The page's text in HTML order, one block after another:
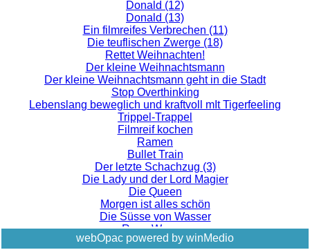
Donald (12)
Donald (13)
Ein filmreifes Verbrechen (11)
Die teuflischen Zwerge (18)
Rettet Weihnachten!
Der kleine Weihnachtsmann
Der kleine Weihnachtsmann geht in die Stadt
Stop Overthinking
Lebenslang beweglich und kraftvoll mIt Tigerfeeling
Trippel-Trappel
Filmreif kochen
Ramen
Bullet Train
Der letzte Schachzug (3)
Die Lady und der Lord Magier
Die Queen
Morgen ist alles schön
Die Süsse von Wasser
Raue Wasser
Die Tanten
webOpac powered by winMedio